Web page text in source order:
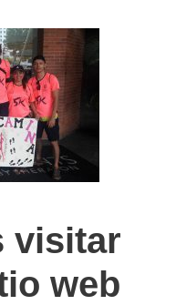
visitar
web